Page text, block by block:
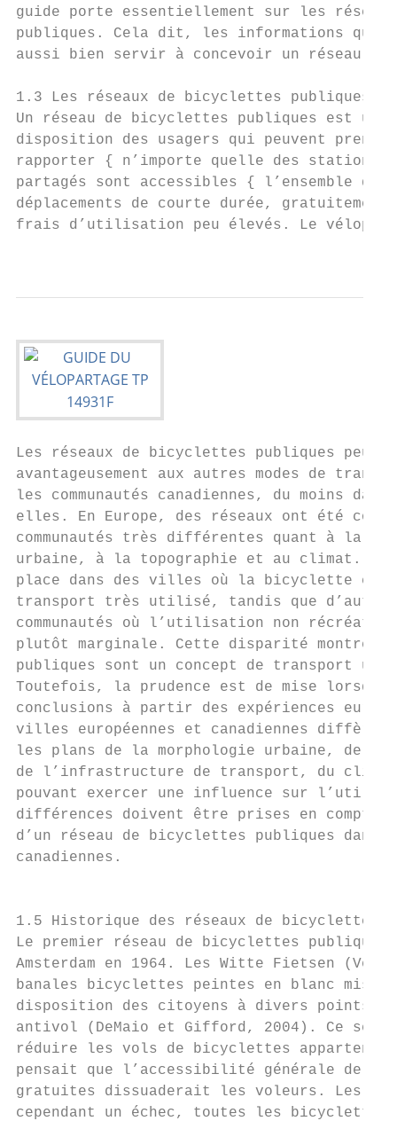
guide porte essentiellement sur les
publiques. Cela dit, les informations
aussi bien servir à concevoir un réseau
1.3 Les réseaux de bicyclettes
Un réseau de bicyclettes publiques est
disposition des usagers qui peuvent
rapporter { n’importe quelle des
partagés sont accessibles { l’ensemble
déplacements de courte durée,
frais d’utilisation peu élevés. Le
Les réseaux de bicyclettes publiques
avantageusement aux autres modes de
les communautés canadiennes, du moins
elles. En Europe, des réseaux ont été
communautés très différentes quant à la
urbaine, à la topographie et au climat.
place dans des villes où la bicyclette
transport très utilisé, tandis que d’autres
communautés où l’utilisation non
plutôt marginale. Cette disparité
publiques sont un concept de transport
Toutefois, la prudence est de mise
conclusions à partir des expériences
villes européennes et canadiennes
les plans de la morphologie urbaine, de
de l’infrastructure de transport, du
pouvant exercer une influence sur
différences doivent être prises en
d’un réseau de bicyclettes publiques
canadiennes.
1.5 Historique des réseaux de
Le premier réseau de bicyclettes
Amsterdam en 1964. Les Witte Fietsen
banales bicyclettes peintes en blanc
disposition des citoyens à divers points
antivol (DeMaio et Gifford, 2004). Ce
réduire les vols de bicyclettes
pensait que l’accessibilité générale de
gratuites dissuaderait les voleurs. Les
cependant un échec, toutes les bicyclettes